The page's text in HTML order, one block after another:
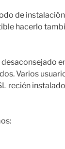
de
hacerlo
desaconsejado
Varios
recién